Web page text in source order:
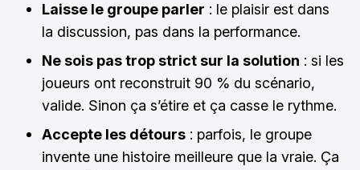
Laisse le groupe parler : le plaisir est dans
la discussion, pas dans la performance.
Ne sois pas trop strict sur la solution : si les
joueurs ont reconstruit 90 % du scénario,
valide. Sinon ça s’étire et ça casse le rythme.
Accepte les détours : parfois, le groupe
invente une histoire meilleure que la vraie. Ça